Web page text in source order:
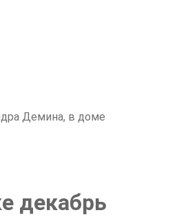
Демина, в доме
декабрь